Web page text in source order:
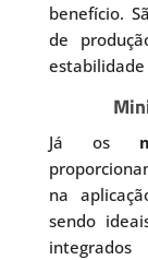
benefício.
de
estabilidade
Já os
na
sendo